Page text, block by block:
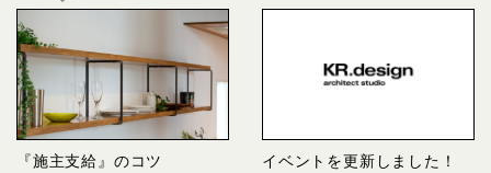
『施主支給』のコツ イベントを更新しました！